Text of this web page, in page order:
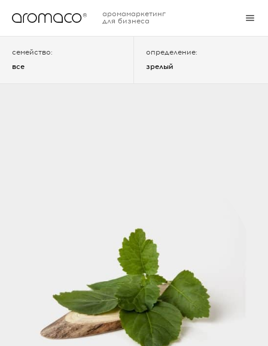
аромамаркетинг
для бизнеса
семейство:
все
определение:
зрелый